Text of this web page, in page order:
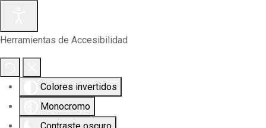
Herramientas de Accesibilidad
Colores invertidos
Monocromo